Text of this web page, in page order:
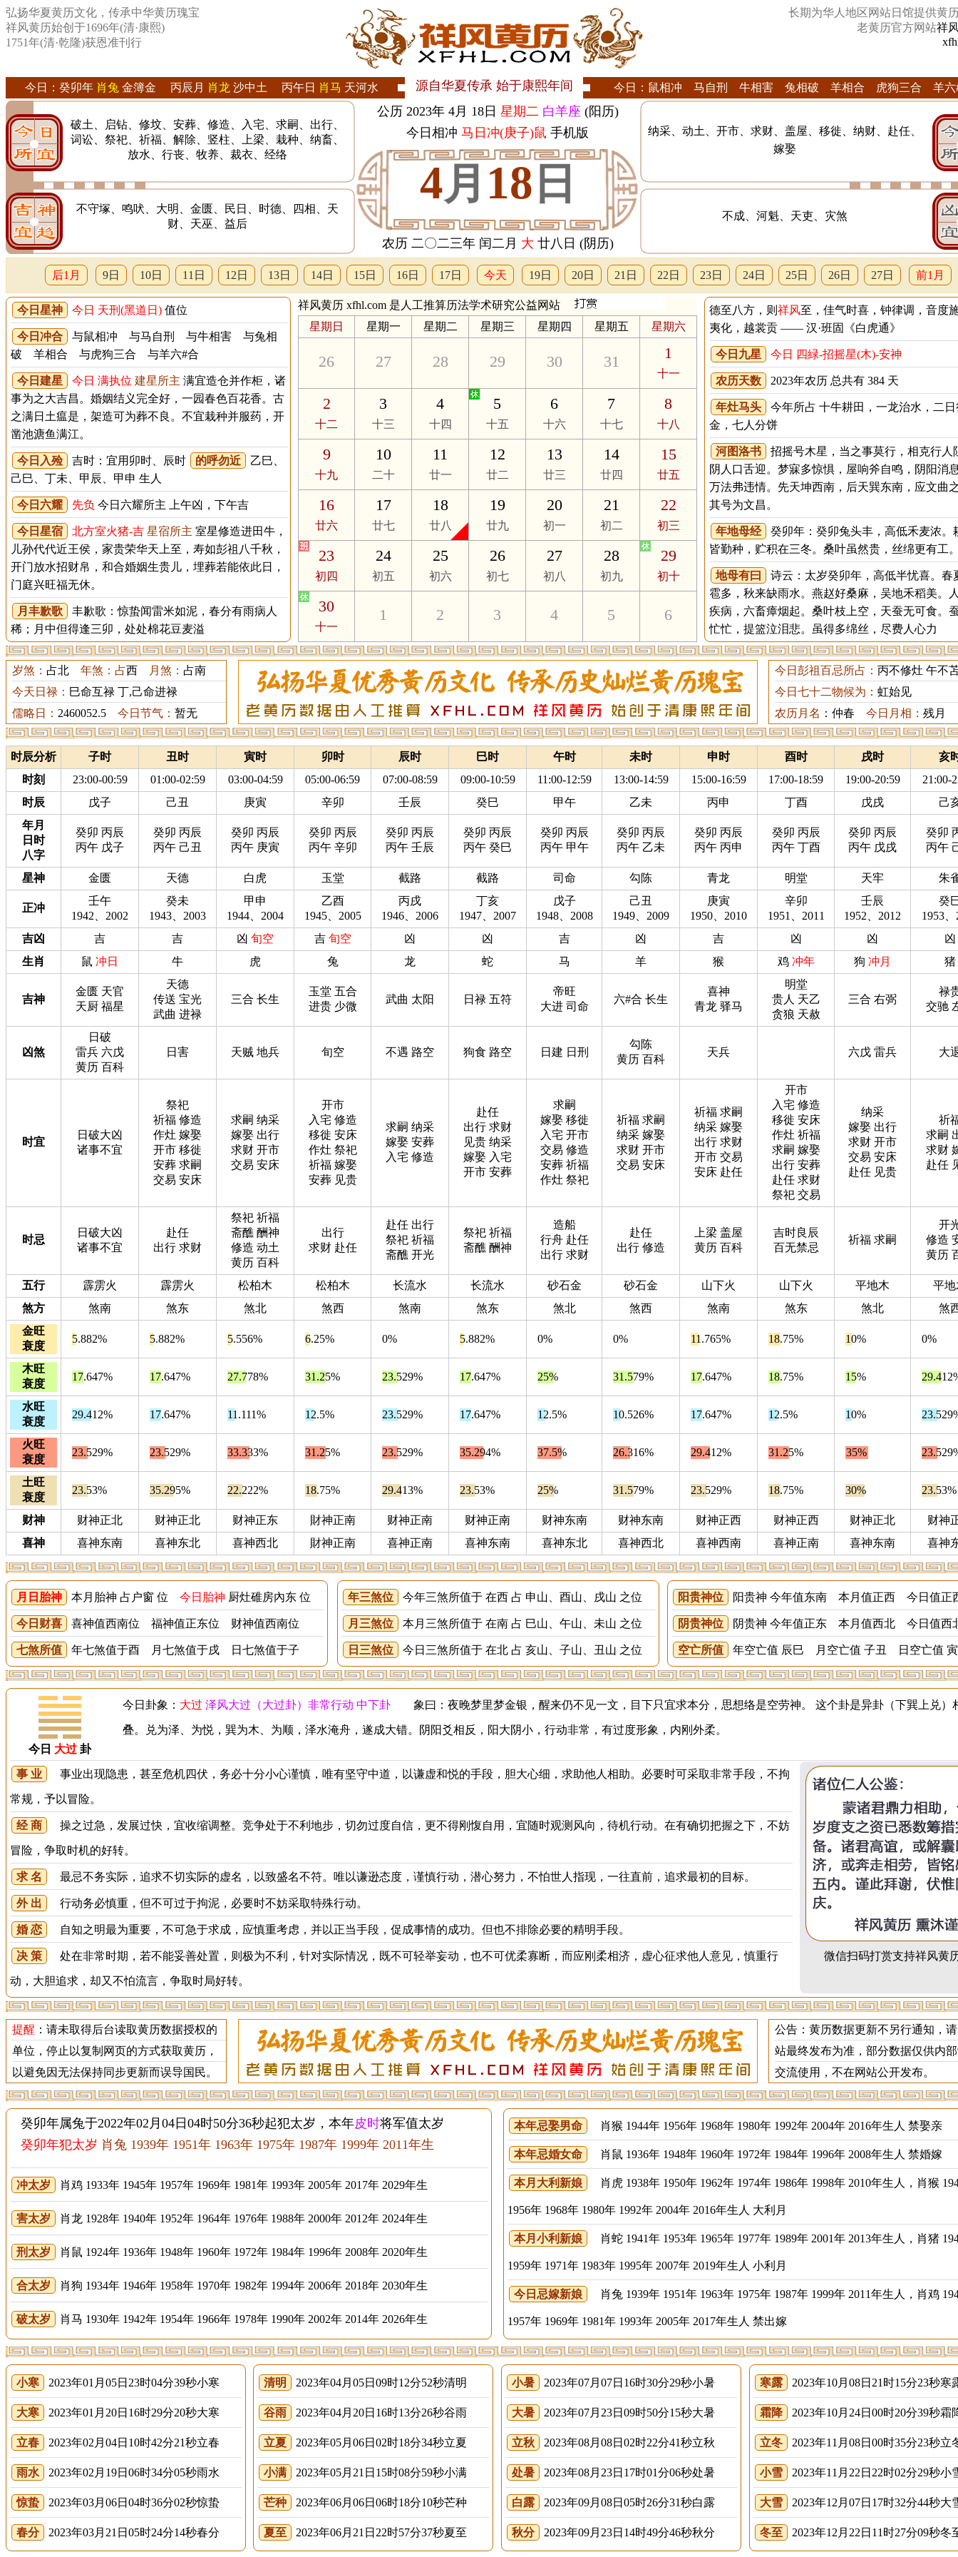
弘扬华夏黄历文化，传承中华黄历瑰宝
祥风黄历始创于1696年(清·康熙)
1751年(清·乾隆)获恩准刊行
长期为华人地区网站日馆提供黄
老黄历官方网站祥
今日：癸卯年 肖兔 金簿金 丙辰月 肖龙 沙中土 丙午日 肖马 天河水 源自华夏传承 始于康熙年间 今日：鼠相冲 马自刑 牛相害 兔相破 羊相合 虎狗三合 羊六
破土、启钻、修坟、安葬、修造、入宅、求嗣、出行、
词讼、祭祀、祈福、解除、竖柱、上梁、栽种、纳畜、
放水、行丧、牧养、裁衣、经络
不守塚、鸣吠、大明、金匮、民日、时德、四相、天
财、天巫、益后
公历 2023年 4月 18日 星期二 白羊座 (阳历)
今日相冲 马日冲(庚子)鼠 手机版
4月 18 日
农历 二〇二三年 闰二月 大 廿八日 (阴历)
纳采、动土、开市、求财、盖屋、移徙、纳财、赴任、
嫁娶
不成、河魁、天吏、灾煞
后1月 9日 10日 11日 12日 13日 14日 15日 16日 17日 今天 19日 20日 21日 22日 23日 24日 25日 26日 27日 前1月
今日星神 今日 天刑(黑道日) 值位
今日冲合
与鼠相冲 与马自刑 与牛相害 与兔相
破 羊相合 与虎狗三合 与羊六#合
今日建星 今日 满执位 建星所主 满宜造仓并作柜，诸
事为之大吉昌。婚姻结义完全好，一园春色百花香。古
之满日土瘟是，架造可为葬不良。不宜栽种并服药，开
凿池溏鱼满江。
今日入殓 吉时：宜用卯时、辰时 的呼勿近
乙巳、
己巳、丁未、甲辰、甲申 生人
今日六耀 先负 今日六耀所主 上午凶，下午吉
今日星宿 北方室火猪-吉 星宿所主 室星修造进田牛，
儿孙代代近王侯，家贵荣华天上至，寿如彭祖八千秋，
开门放水招财帛，和合婚姻生贵儿，埋葬若能依此日，
门庭兴旺福无休。
月丰歉歌
丰歉歌：惊蛰闻雷米如泥，春分有雨病人
稀；月中但得逢三卯，处处棉花豆麦溢
祥风黄历 xfhl.com 是人工推算历法学术研究公益网站
星期日
星期一 星期二 星期三 星期四 星期五 星期六
26 27 28 29 30 31 1
十一
2
十二
3
十三
4
十四
5
十五
6
十六
7
十七
8
十八
9
十九
10
二十
11
廿一
12
廿二
13
廿三
14
廿四
15
廿五
16
廿六
17
廿七
18
廿八
19
廿九
20
初一
21
初二
22
初三
23
初四
24
初五
25
初六
26
初七
27
初八
28
初九
29
初十
30
十一
1 2 3 4 5 6
德至八方，则 祥风至，佳气时喜，钟律调，音度
夷化，越裳贡 —— 汉·班固《白虎通》
今日九星 今日 四緑-招摇星(木)-安神
农历天数 2023年农历 总共有 384 天
年灶马头
今年所占 十牛耕田，一龙治水，二日
金，七人分饼
河图洛书
招摇号木星，当之事莫行，相克行人
阴人口舌迎。梦寐多惊惧，屋响斧自鸣，阴阳消
万法弗违情。先天坤西南，后天巽东南，应文曲
其号为文昌。
年地母经
癸卯年：癸卯兔头丰，高低禾麦浓。
皆勤种，贮积在三冬。桑叶虽然贵，丝绵更有工
地母有曰
诗云：太岁癸卯年，高低半忧喜。春
雹多，秋来缺雨水。燕赵好桑麻，吴地禾稻美。
疾病，六畜瘴烟起。桑叶枝上空，天蚕无可食。
忙忙，提篮泣泪悲。虽得多绵丝，尽费人心力
岁煞： 占北 年煞：占西 月煞： 占南
今天日禄： 巳命互禄 丁,己命进禄
儒略日： 2460052.5 今日节气： 暂无
今日彭祖百忌所占： 丙不修灶 午不
今日七十二物候为： 虹始见
农历月名 ：仲春 今日月相： 残月
时辰分析 子时 丑时 寅时 卯时 辰时 巳时 午时 未时 申时 酉时 戌时
亥
时刻
23:00-00:59 01:00-02:59 03:00-04:59 05:00-06:59 07:00-08:59 09:00-10:59 11:00-12:59 13:00-14:59 15:00-16:59 17:00-18:59 19:00-20:59
21:00-
时辰
戊子 己丑 庚寅 辛卯 壬辰 癸巳 甲午 乙未 丙申 丁酉 戊戌
己
年月
日时
八字
癸卯 丙辰
丙午 戊子
癸卯 丙辰
丙午 己丑
癸卯 丙辰
丙午 庚寅
癸卯 丙辰
丙午 辛卯
癸卯 丙辰
丙午 壬辰
癸卯 丙辰
丙午 癸巳
癸卯 丙辰
丙午 甲午
癸卯 丙辰
丙午 乙未
癸卯 丙辰
丙午 丙申
癸卯 丙辰
丙午 丁酉
癸卯 丙辰
丙午 戊戌
癸卯
丙午
星神 金匮 天德 白虎 玉堂 截路 截路 司命 勾陈 青龙 明堂 天牢 朱
正冲
壬午
1942、2002
癸未
1943、2003
甲申
1944、2004
乙酉
1945、2005
丙戌
1946、2006
丁亥
1947、2007
戊子
1948、2008
己丑
1949、2009
庚寅
1950、2010
辛卯
1951、2011
壬辰
1952、2012
癸
1953、
吉凶
吉 吉 凶 旬空 吉 旬空 凶 凶 吉 凶 吉 凶 凶
凶
生肖
鼠 冲日 牛 虎 兔 龙 蛇 马 羊 猴 鸡 冲年 狗 冲月 猪
吉神
金匮 天官
天厨 福星
天德
传送 宝光
武曲 进禄
三合 长生
玉堂 五合
进贵 少微
武曲 太阳 日禄 五符
帝旺
大进 司命
六#合 长生
喜神
青龙 驿马
明堂
贵人 天乙
贪狼 天赦
三合 右弼
禄
交驰
凶煞
日破
雷兵 六戊
黄历 百科
日害 天贼 地兵 旬空 不遇 路空 狗食 路空 日建 日刑
勾陈
黄历 百科
天兵 六戊 雷兵 大
时宜
日破大凶
诸事不宜
祭祀
祈福 修造
作灶 嫁娶
开市 移徙
安葬 求嗣
交易 安床
求嗣 纳采
嫁娶 出行
求财 开市
交易 安床
开市
入宅 修造
移徙 安床
作灶 祭祀
祈福 嫁娶
安葬 见贵
求嗣 纳采
嫁娶 安葬
入宅 修造
赴任
出行 求财
见贵 纳采
嫁娶 入宅
开市 安葬
求嗣
嫁娶 移徙
入宅 开市
交易 修造
安葬 祈福
作灶 祭祀
祈福 求嗣
纳采 嫁娶
求财 开市
交易 安床
祈福 求嗣
纳采 嫁娶
出行 求财
开市 交易
安床 赴任
开市
入宅 修造
移徙 安床
作灶 祈福
求嗣 嫁娶
出行 安葬
赴任 求财
祭祀 交易
纳采
嫁娶 出行
求财 开市
交易 安床
赴任 见贵
祈
求嗣
求财
赴任
时忌
日破大凶
诸事不宜
赴任
出行 求财
祭祀 祈福
斋醮 酬神
修造 动土
黄历 百科
出行
求财 赴任
赴任 出行
祭祀 祈福
斋醮 开光
祭祀 祈福
斋醮 酬神
造船
行舟 赴任
出行 求财
赴任
出行 修造
上梁 盖屋
黄历 百科
吉时良辰
百无禁忌
祈福 求嗣
开
修造
黄历
五行 霹雳火 霹雳火 松柏木 松柏木 长流水 长流水 砂石金 砂石金 山下火 山下火 平地木
平地
煞方
煞南 煞东 煞北 煞西 煞南 煞东 煞北 煞西 煞南 煞东 煞北
煞
金旺
衰度
5.882% 5.882% 5.556% 6.25% 0% 5.882% 0% 0% 11.765% 18.75% 10% 0%
木旺
衰度
17.647% 17.647% 27.778% 31.25% 23.529% 17.647% 25% 31.579% 17.647% 18.75% 15%
水旺
衰度
29.412% 17.647% 11.111% 12.5% 23.529% 17.647% 12.5% 10.526% 17.647% 12.5% 10%
火旺
衰度
23.529% 23.529% 33.333% 31.25% 23.529% 35.294% 37.5% 26.316% 29.412% 31.25% 35%
土旺
衰度
23.53% 35.295% 22.222% 18.75% 29.413% 23.53% 25% 31.579% 23.529% 18.75% 30% 23.53%
财神 财神正北 财神正北 财神正东 財神正南 财神正南 财神正南 财神东南 财神东南 财神正西 财神正西 财神正北
财神
喜神
喜神东南 喜神东北 喜神西北 財神正南 喜神正南 喜神东南 喜神东北 喜神西北 喜神西南 喜神正南 喜神东南 喜神
月日胎神 本月胎神 占户窗 位 今日胎神 厨灶碓房內东 位
今日财喜 喜神值西南位 福神值正东位 财神值西南位
七煞所值 年七煞值于酉 月七煞值于戌 日七煞值于子
年三煞位 今年三煞所值于 在西 占 申山、酉山、戌山 之位
月三煞位 本月三煞所值于 在南 占 巳山、午山、未山 之位
日三煞位 今日三煞所值于 在北 占 亥山、子山、丑山 之位
阳贵神位 阳贵神 今年值东南 本月值正西 今日值
阴贵神位 阴贵神 今年值正东 本月值西北 今日值西
空亡所值 年空亡值 辰巳 月空亡值 子丑 日空亡值
今日 大过 卦
今日卦象： 大过 泽风大过（大过卦）非常行动 中下卦 象曰：夜晚梦里梦金银，醒来仍不见一文，目下只宜求本分，思想络是空劳神。 这个卦是异卦（下巽上兑）
叠。兑为泽、为悦，巽为木、为顺，泽水淹舟，遂成大错。阴阳爻相反，阳大阴小，行动非常，有过度形象，内刚外柔。
事 业 事业出现隐患，甚至危机四伏，务必十分小心谨慎，唯有坚守中道，以谦虚和悦的手段，胆大心细，求助他人相助。必要时可采取非常手段，不拘
常规，予以冒险。
经 商 操之过急，发展过快，宜收缩调整。竞争处于不利地步，切勿过度自信，更不得刚愎自用，宜随时观测风向，待机行动。在有确切把握之下，不妨
冒险，争取时机的好转。
求 名 最忌不务实际，追求不切实际的虚名，以致盛名不符。唯以谦逊态度，谨慎行动，潜心努力，不怕世人指现，一往直前，追求最初的目标。
外 出 行动务必慎重，但不可过于拘泥，必要时不妨采取特殊行动。
婚 恋 自知之明最为重要，不可急于求成，应慎重考虑，并以正当手段，促成事情的成功。但也不排除必要的精明手段。
决 策 处在非常时期，若不能妥善处置，则极为不利，针对实际情况，既不可轻举妄动，也不可优柔寡断，而应刚柔相济，虚心征求他人意见，慎重行
动，大胆追求，却又不怕流言，争取时局好转。
微信扫码打赏支持祥风黄
提醒 ：请未取得后台读取黄历数据授权的
单位，停止以复制网页的方式获取黄历，
以避免因无法保持同步更新而误导国民。
公告：黄历数据更新不另行通知，
站最终发布为准，部分数据仅供内
交流使用，不在网站公开发布。
癸卯年属兔于2022年02月04日04时50分36秒起犯太岁，本年皮时将军值太岁
癸卯年犯太岁 肖兔 1939年 1951年 1963年 1975年 1987年 1999年 2011年生
冲太岁 肖鸡 1933年 1945年 1957年 1969年 1981年 1993年 2005年 2017年 2029年生
害太岁 肖龙 1928年 1940年 1952年 1964年 1976年 1988年 2000年 2012年 2024年生
刑太岁 肖鼠 1924年 1936年 1948年 1960年 1972年 1984年 1996年 2008年 2020年生
合太岁 肖狗 1934年 1946年 1958年 1970年 1982年 1994年 2006年 2018年 2030年生
破太岁 肖马 1930年 1942年 1954年 1966年 1978年 1990年 2002年 2014年 2026年生
本年忌娶男命 肖猴 1944年 1956年 1968年 1980年 1992年 2004年 2016年生人 禁娶亲
本年忌婚女命 肖鼠 1936年 1948年 1960年 1972年 1984年 1996年 2008年生人 禁婚嫁
本月大利新娘 肖虎 1938年 1950年 1962年 1974年 1986年 1998年 2010年生人，肖猴
1956年 1968年 1980年 1992年 2004年 2016年生人 大利月
本月小利新娘 肖蛇 1941年 1953年 1965年 1977年 1989年 2001年 2013年生人，肖猪
1959年 1971年 1983年 1995年 2007年 2019年生人 小利月
今日忌嫁新娘 肖兔 1939年 1951年 1963年 1975年 1987年 1999年 2011年生人，肖鸡
1957年 1969年 1981年 1993年 2005年 2017年生人 禁出嫁
小寒 2023年01月05日23时04分39秒小寒
大寒 2023年01月20日16时29分20秒大寒
立春 2023年02月04日10时42分21秒立春
雨水 2023年02月19日06时34分05秒雨水
惊蛰 2023年03月06日04时36分02秒惊蛰
春分 2023年03月21日05时24分14秒春分
清明 2023年04月05日09时12分52秒清明
谷雨 2023年04月20日16时13分26秒谷雨
立夏 2023年05月06日02时18分34秒立夏
小满 2023年05月21日15时08分59秒小满
芒种 2023年06月06日06时18分10秒芒种
夏至 2023年06月21日22时57分37秒夏至
小暑 2023年07月07日16时30分29秒小暑
大暑 2023年07月23日09时50分15秒大暑
立秋 2023年08月08日02时22分41秒立秋
处暑 2023年08月23日17时01分06秒处暑
白露 2023年09月08日05时26分31秒白露
秋分 2023年09月23日14时49分46秒秋分
寒露 2023年10月08日21时15分23秒寒
霜降 2023年10月24日00时20分39秒霜
立冬 2023年11月08日00时35分23秒立
小雪 2023年11月22日22时02分29秒小
大雪 2023年12月07日17时32分44秒大
冬至 2023年12月22日11时27分09秒冬